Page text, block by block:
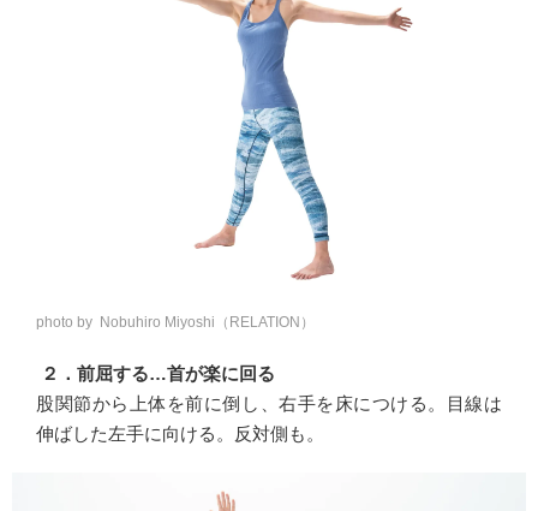
photo by Nobuhiro Miyoshi（RELATION）
２．前屈する…首が楽に回る
股関節から上体を前に倒し、右手を床につける。目線は
伸ばした左手に向ける。反対側も。